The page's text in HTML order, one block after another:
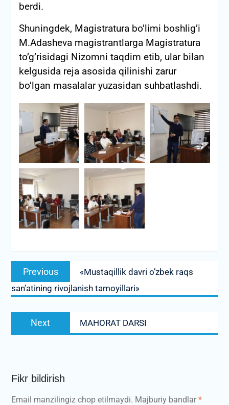
berdi.
Shuningdek, Magistratura bo’limi boshlig’i
M.Adasheva magistrantlarga Magistratura
to’g’risidagi Nizomni taqdim etib, ular bilan
kelgusida reja asosida qilinishi zarur
bo’lgan masalalar yuzasidan suhbatlashdi.
Post
menyusi
Previous
post:
«Mustaqillik davri o’zbek raqs
san’atining rivojlanish tamoyillari»
Next
post:
MAHORAT DARSI
Fikr bildirish
Email manzilingiz chop etilmaydi. Majburiy bandlar*